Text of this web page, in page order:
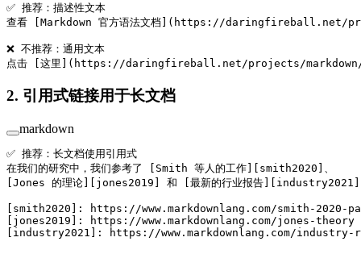
✅ 推荐：描述性文本
查看 [Markdown 官方语法文档 ]( https://daringfireball.net/
❌ 不推荐：通用文本
点击 [这里 ]( https://daringfireball.net/projects/
2. 引用式链接用于长文档
markdown
✅ 推荐：长文档使用引用式
在我们的研究中，我们参考了 [ Smith 等人的工作 smith2020 ]、
Jones 的理论 jones2019 ] 和 [ 最新的行业报告 industry2021
smith2020 ]:
https://www.markdownlang.com/smith-2020-
jones2019 ]:
https://www.markdownlang.com/jones-theory
industry2021 ]: https://www.markdownlang.com/industry-